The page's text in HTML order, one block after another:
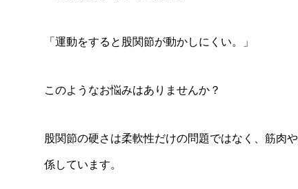
「運動をすると股関節が動かしにくい。」
このようなお悩みはありませんか？
股関節の硬さは柔軟性だけの問題ではなく、筋肉
係しています。